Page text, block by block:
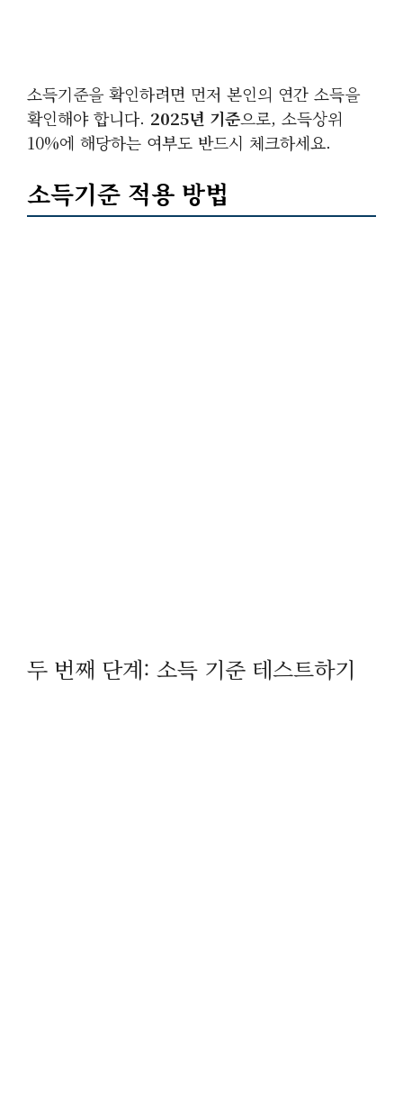
소득기준을 확인하려면 먼저 본인의 연간 소득을
확인해야 합니다. 2025년 기준으로, 소득상위
10%에 해당하는 여부도 반드시 체크하세요.
소득기준 적용 방법
두 번째 단계: 소득 기준 테스트하기